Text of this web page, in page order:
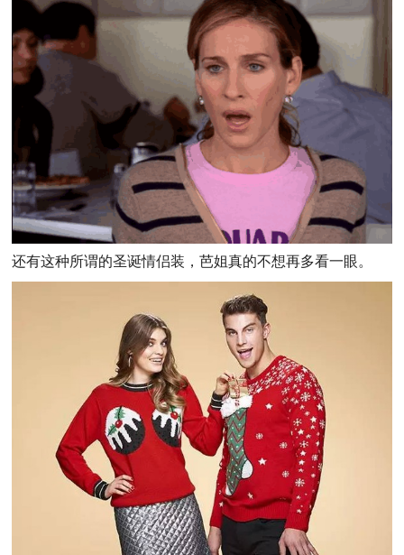
还有这种所谓的圣诞情侣装，芭姐真的不想再多看一眼。